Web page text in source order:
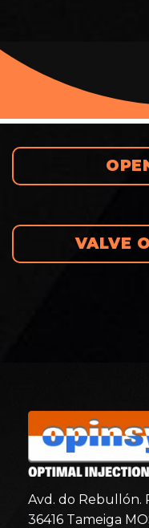
VALVE
Avd. do Rebullón.
36416 Tameiga